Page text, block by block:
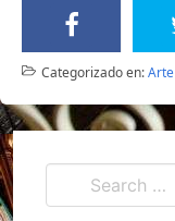
Categorizado en:Arte